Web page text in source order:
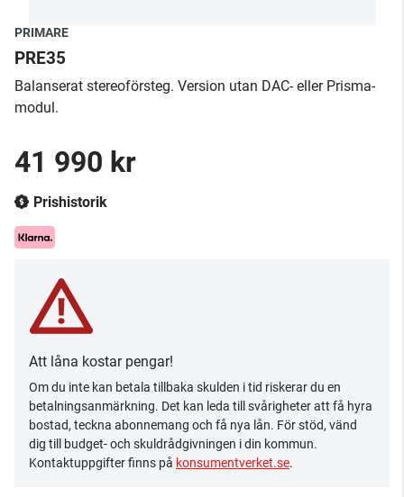
PRIMARE
PRE35
Balanserat stereoförsteg. Version utan DAC- eller Prisma-
modul.
41 990 kr
Prishistorik
Att låna kostar pengar!
Om du inte kan betala tillbaka skulden i tid riskerar du en
betalningsanmärkning. Det kan leda till svårigheter att få hyra
bostad, teckna abonnemang och få nya lån. För stöd, vänd
dig till budget- och skuldrådgivningen i din kommun.
Kontaktuppgifter finns på konsumentverket.se.